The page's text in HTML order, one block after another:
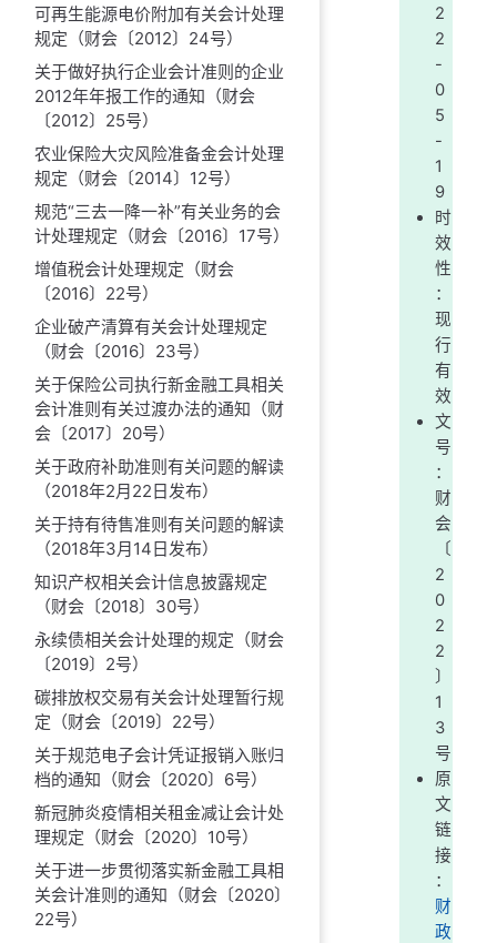
可再生能源电价附加有关会计处理
规定（财会〔2012〕24号）
关于做好执行企业会计准则的企业
2012年年报工作的通知（财会
〔2012〕25号）
农业保险大灾风险准备金会计处理
规定（财会〔2014〕12号）
规范“三去一降一补”有关业务的会
计处理规定（财会〔2016〕17号）
增值税会计处理规定（财会
〔2016〕22号）
企业破产清算有关会计处理规定
（财会〔2016〕23号）
关于保险公司执行新金融工具相关
会计准则有关过渡办法的通知（财
会〔2017〕20号）
关于政府补助准则有关问题的解读
（2018年2月22日发布）
关于持有待售准则有关问题的解读
（2018年3月14日发布）
知识产权相关会计信息披露规定
（财会〔2018〕30号）
永续债相关会计处理的规定（财会
〔2019〕2号）
碳排放权交易有关会计处理暂行规
定（财会〔2019〕22号）
关于规范电子会计凭证报销入账归
档的通知（财会〔2020〕6号）
新冠肺炎疫情相关租金减让会计处
理规定（财会〔2020〕10号）
关于进一步贯彻落实新金融工具相
关会计准则的通知（财会〔2020〕
22号）
2
2
-
0
5
-
1
9
时
效
性
：
现
行
有
效
文
号
：
财
会
〔
2
0
2
2
〕
1
3
号
原
文
链
接
：
财
政